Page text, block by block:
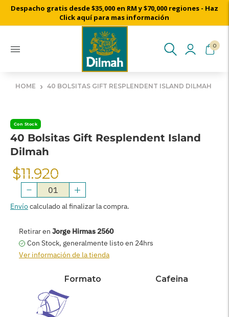
Cosechado a mano desde nuestros jardines de té de Ceylon
Despacho gratis desde $35,000 en RM y $70,000 regiones - Haz
Click aquí para mas información
0
HOME › 40 BOLSITAS GIFT RESPLENDENT ISLAND DILMAH
Con Stock
40 Bolsitas Gift Resplendent Island
Dilmah
Precio
Normal
$11.920
Envíocalculado al finalizar la compra.
AGREGAR AL CARRITO
Retirar en Jorge Hirmas 2560
Con Stock, generalmente listo en 24hrs
Ver información de la tienda
Formato Cafeina